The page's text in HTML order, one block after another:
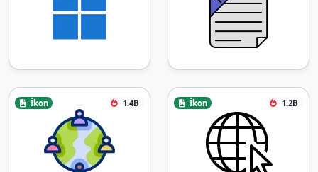
İkon 1.4B İkon 1.2B